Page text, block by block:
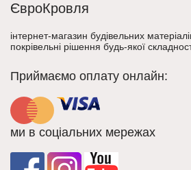
ЄвроКровля
інтернет-магазин будівельних
покрівельні рішення будь-якої
Приймаємо оплату онлайн:
ми в соціальних мережах